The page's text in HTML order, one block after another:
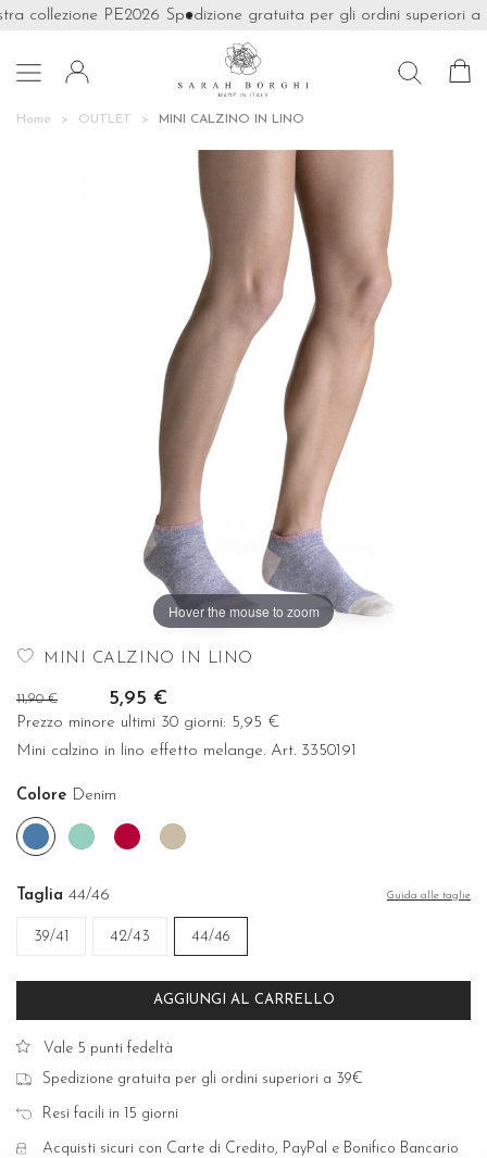
collezione PE2026 Spedizione gratuita per gli ordini superiori a

Home OUTLET MINI CALZINO IN LINO
Hover the mouse to zoom
MINI CALZINO IN LINO
11,90 € 5,95 €
Prezzo minore ultimi 30 giorni: 5,95 €
Mini calzino in lino effetto melange. Art. 3350191
Colore Denim
Denim Menta RubinoCorda
Taglia 44/46 Guida alle taglie
39/41 42/43 44/46
AGGIUNGI AL CARRELLO
Vale 5 punti fedeltà
Spedizione gratuita per gli ordini superiori a 39€
Resi facili in 15 giorni
Acquisti sicuri con Carte di Credito, PayPal e Bonifico Bancario